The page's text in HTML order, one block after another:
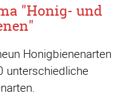
"Honig- und
Honigbienenarten
unterschiedliche